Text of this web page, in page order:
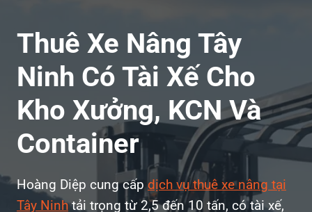
Thuê Xe Nâng Tây
Ninh Có Tài Xế Cho
Kho Xưởng, KCN Và
Container
Hoàng Diệp cung cấp dịch vụ thuê xe nâng tại
Tây Ninhtải trọng từ 2,5 đến 10 tấn, có tài xế,